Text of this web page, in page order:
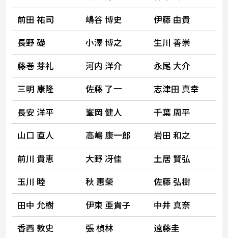
前田 祐司
嶋谷 博史
伊藤 由貴
長野 礎
小澤 博之
生川 善崇
藤巻 芽礼
河内 洋介
永尾 大介
三明 康隆
佐藤 了一
志津田 真幸
長安 洋平
峯岡 健人
千葉 周平
山口 直人
高嶋 康一郎
岩田 和之
前川 貴恵
大野 冴佳
土居 賢弘
玉川 睦
秋 惠榮
佐藤 弘樹
田中 允樹
伊東 亜貴子
中井 真奈
香西 敦史
張 楨林 遠藤圭